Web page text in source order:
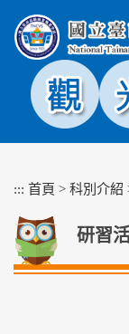
塊
::: 首頁 > 科別介紹
研習